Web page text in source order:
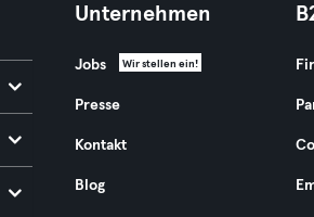
Unternehmen
Jobs Wir stellen ein!
Presse
Kontakt
Blog